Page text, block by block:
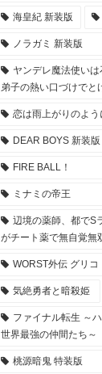
海皇紀 新装版
ノラガミ 新装版
ヤンデレ魔法使い
弟子の熱い口づけでと
恋は雨上がりのよう
DEAR BOYS 新装版
FIRE BALL！
ミナミの帝王
辺境の薬師、都でS
がチート薬で無自覚無
WORST外伝 グリコ
気絶勇者と暗殺姫
ファイナル転生 ～
世界最強の仲間たち～
桃源暗鬼 特装版